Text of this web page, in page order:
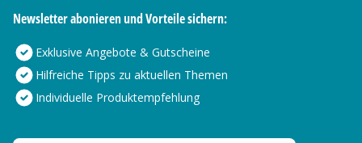
Newsletter abonieren und Vorteile sichern:
Exklusive Angebote & Gutscheine
Hilfreiche Tipps zu aktuellen Themen
Individuelle Produktempfehlung